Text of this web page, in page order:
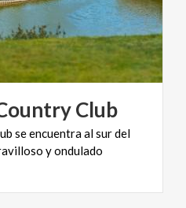
Club
se encuentra al sur del
y ondulado